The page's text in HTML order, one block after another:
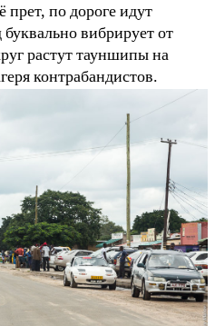
прет, по дороге идут
вибрирует от
растут тауншипы на
контрабандистов.